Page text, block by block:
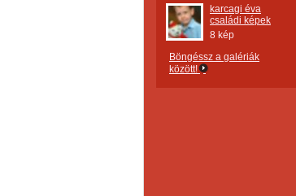
karcagi éva
családi képek
8 kép
Böngéssz a galériák
között!